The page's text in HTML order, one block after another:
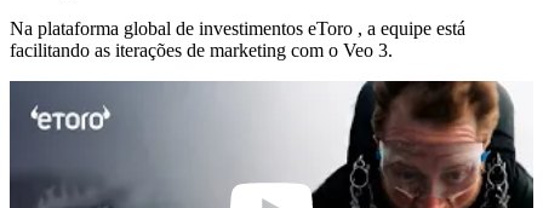
Na plataforma global de investimentos eToro , a equipe está
facilitando as iterações de marketing com o Veo 3.